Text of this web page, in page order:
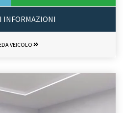
INFORMAZIONI
VEICOLO